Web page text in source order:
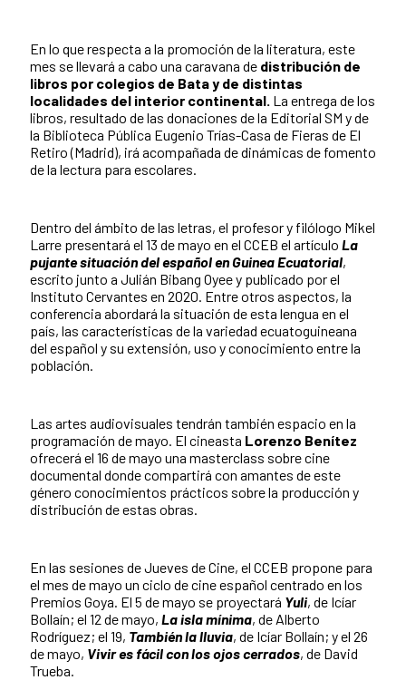
En lo que respecta a la promoción de la literatura, este
mes se llevará a cabo una caravana de distribución de
libros por colegios de Bata y de distintas
localidades del interior continental. La entrega de los
libros, resultado de las donaciones de la Editorial SM y de
la Biblioteca Pública Eugenio Trías-Casa de Fieras de El
Retiro (Madrid), irá acompañada de dinámicas de fomento
de la lectura para escolares.
Dentro del ámbito de las letras, el profesor y filólogo Mikel
Larre presentará el 13 de mayo en el CCEB el artículo La
pujante situación del español en Guinea Ecuatorial,
escrito junto a Julián Bibang Oyee y publicado por el
Instituto Cervantes en 2020. Entre otros aspectos, la
conferencia abordará la situación de esta lengua en el
país, las características de la variedad ecuatoguineana
del español y su extensión, uso y conocimiento entre la
población.
Las artes audiovisuales tendrán también espacio en la
programación de mayo. El cineasta Lorenzo Benítez
ofrecerá el 16 de mayo una masterclass sobre cine
documental donde compartirá con amantes de este
género conocimientos prácticos sobre la producción y
distribución de estas obras.
En las sesiones de Jueves de Cine, el CCEB propone para
el mes de mayo un ciclo de cine español centrado en los
Premios Goya. El 5 de mayo se proyectará Yuli, de Icíar
Bollaín; el 12 de mayo, La isla mínima, de Alberto
Rodríguez; el 19, También la lluvia, de Icíar Bollaín; y el 26
de mayo, Vivir es fácil con los ojos cerrados, de David
Trueba.